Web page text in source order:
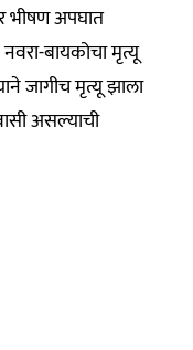
भीषण अपघात
बायकोचा मृत्यू
जागीच मृत्यू झाला
असल्याची